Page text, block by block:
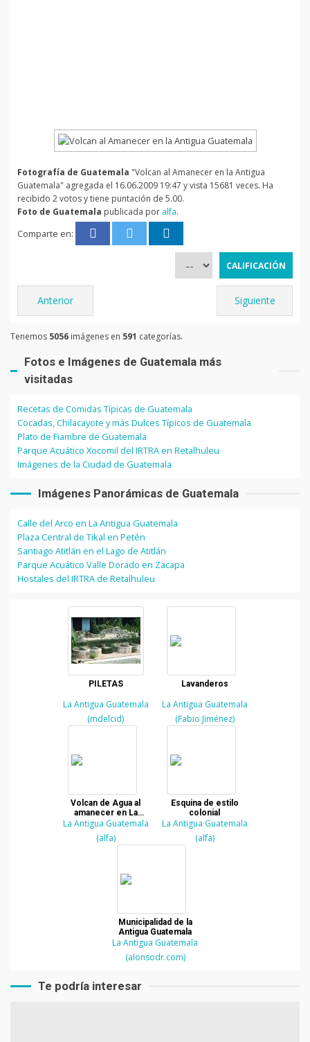
Fotografía de Guatemala "Volcan al Amanecer en la Antigua
Guatemala" agregada el 16.06.2009 19:47 y vista 15681 veces. Ha
recibido 2 votos y tiene puntación de 5.00.
Foto de Guatemala publicada por alfa.
Comparte en:
Anterior Siguiente
Tenemos 5056 imágenes en 591 categorías.
Fotos e Imágenes de Guatemala más
visitadas
Recetas de Comidas Típicas de Guatemala
Cocadas, Chilacayote y más Dulces Típicos de Guatemala
Plato de Fiambre de Guatemala
Parque Acuático Xocomil del IRTRA en Retalhuleu
Imágenes de la Ciudad de Guatemala
Imágenes Panorámicas de Guatemala
Calle del Arco en La Antigua Guatemala
Plaza Central de Tikal en Petén
Santiago Atitlán en el Lago de Atitlán
Parque Acuático Valle Dorado en Zacapa
Hostales del IRTRA de Retalhuleu
PILETAS
La Antigua Guatemala
(mdelcid)
Lavanderos
La Antigua Guatemala
(Fabio Jiménez)
Volcan de Agua al
amanecer en La
Antigua Guatemala
La Antigua Guatemala
(alfa)
Esquina de estilo
colonial
La Antigua Guatemala
(alfa)
Municipalidad de la
Antigua Guatemala
La Antigua Guatemala
(alonsodr.com)
Te podría interesar